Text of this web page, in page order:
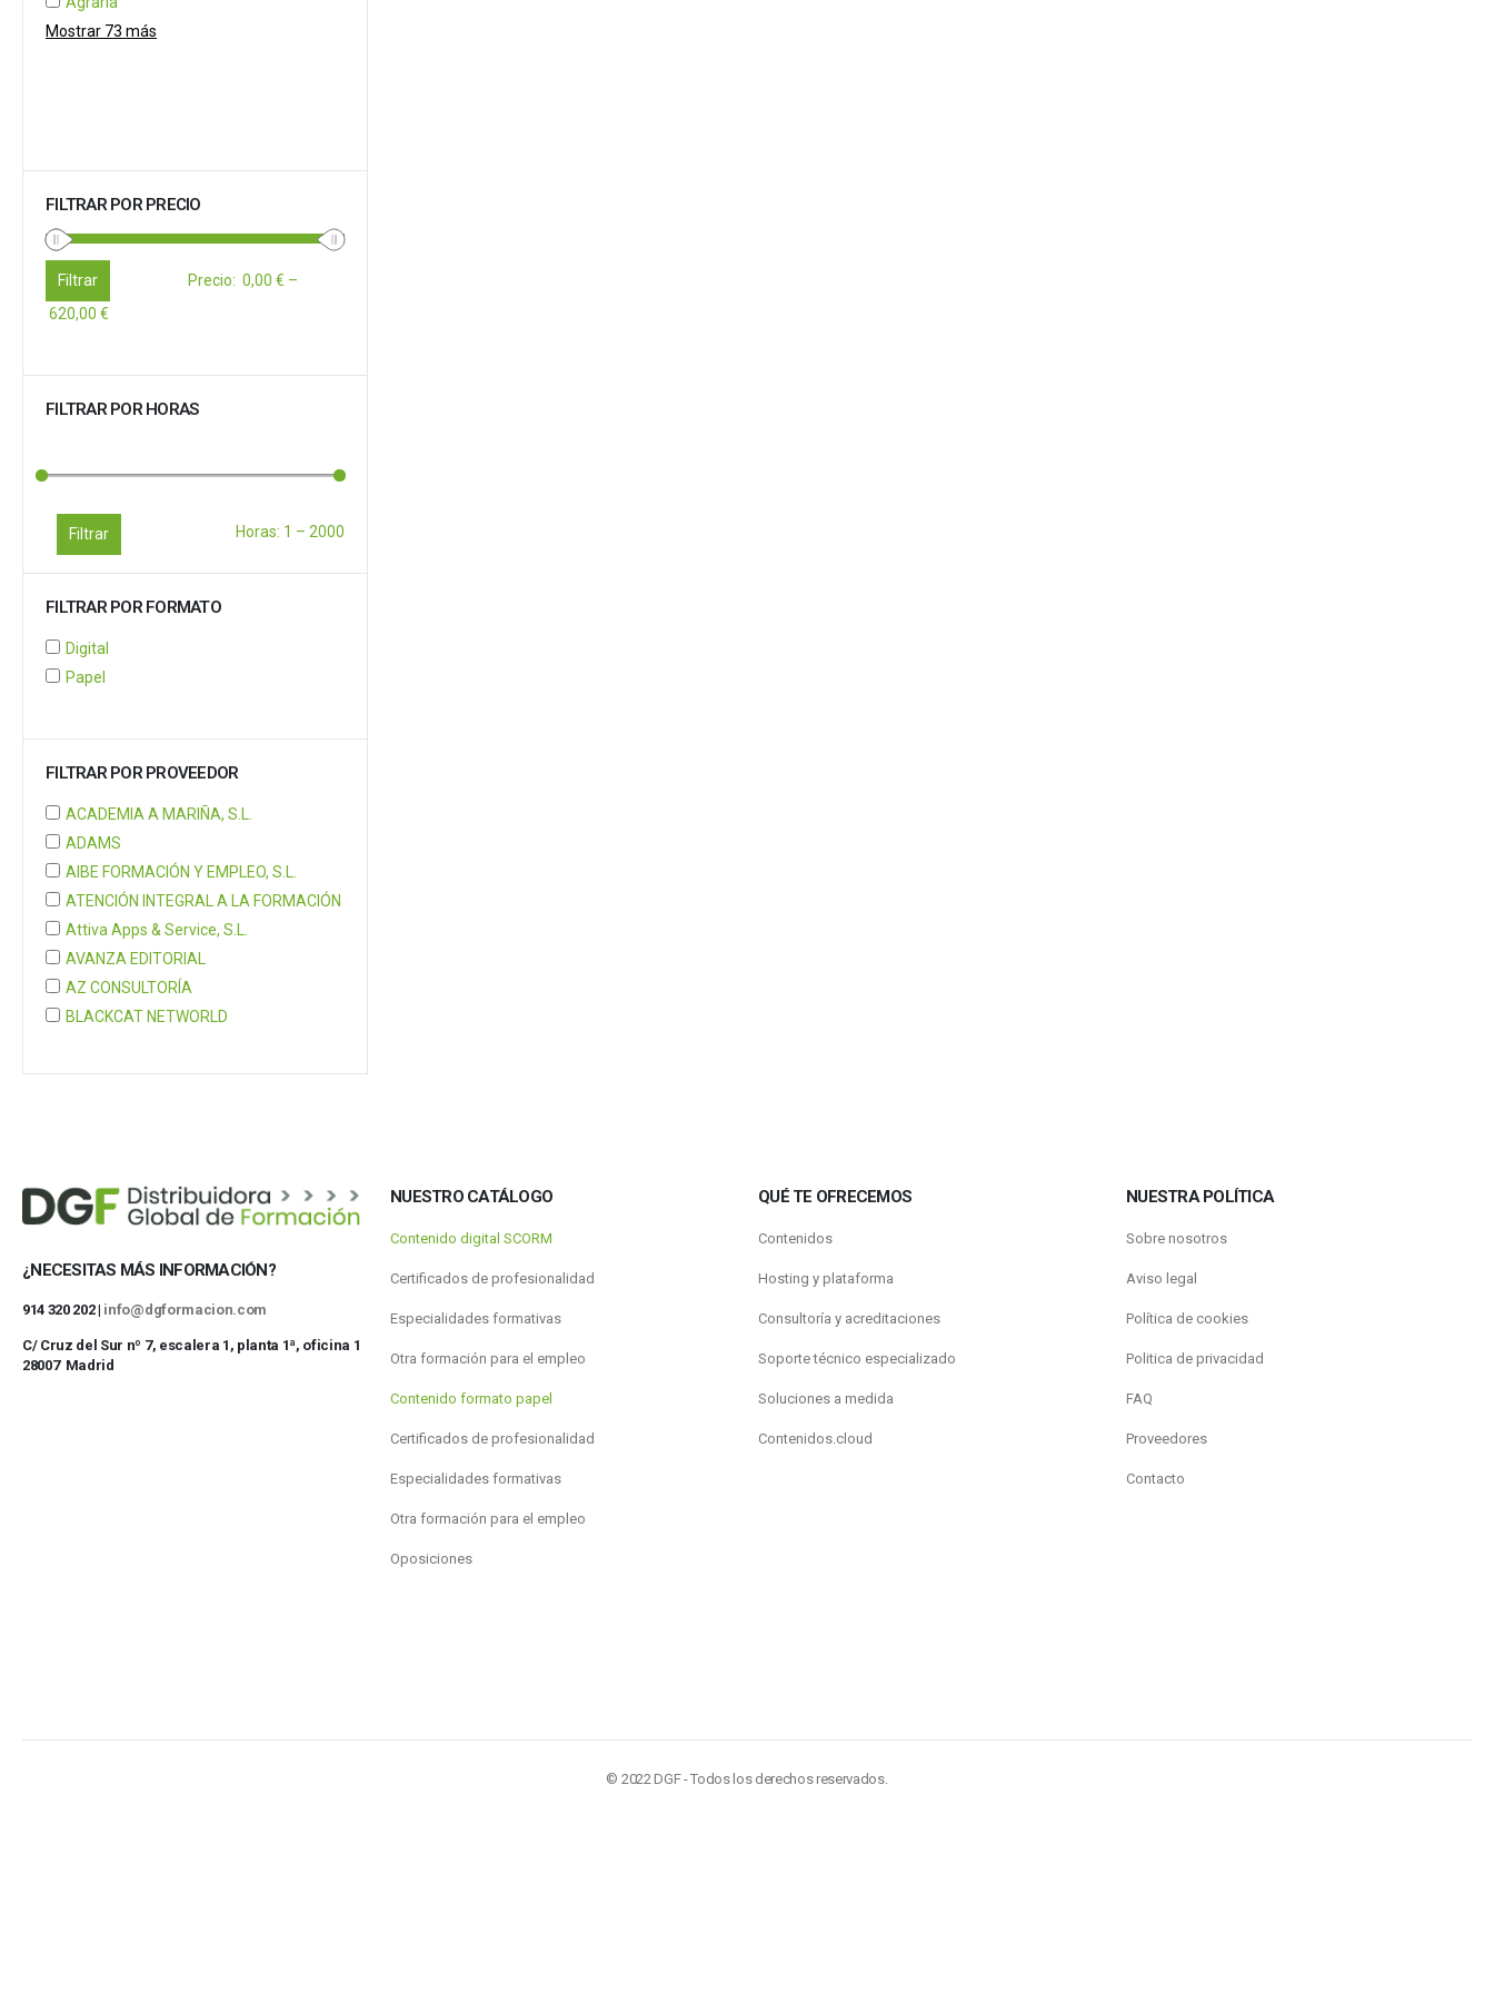
Mostrar 73 más
FILTRAR POR PRECIO
Filtrar Precio: 0,00 € –
620,00 €
FILTRAR POR HORAS
Filtrar Horas: 1 – 2000
FILTRAR POR FORMATO
Digital
Papel
FILTRAR POR PROVEEDOR
ACADEMIA A MARIÑA, S.L.
ADAMS
AIBE FORMACIÓN Y EMPLEO, S.L.
ATENCIÓN INTEGRAL A LA FORMACIÓN
Attiva Apps & Service, S.L.
AVANZA EDITORIAL
AZ CONSULTORÍA
BLACKCAT NETWORLD
COGNITA PLUS, S.L.
¿NECESITAS MÁS INFORMACIÓN?
914 320 202 | info@dgformacion.com
C/ Cruz del Sur nº 7, escalera 1, planta 1ª, oficina 1
28007 Madrid
NUESTRO CATÁLOGO
Contenido digital SCORM
Certificados de profesionalidad
Especialidades formativas
Otra formación para el empleo
Contenido formato papel
Certificados de profesionalidad
Especialidades formativas
Otra formación para el empleo
Oposiciones
QUÉ TE OFRECEMOS
Contenidos
Hosting y plataforma
Consultoría y acreditaciones
Soporte técnico especializado
Soluciones a medida
Contenidos.cloud
NUESTRA POLÍTICA
Sobre nosotros
Aviso legal
Política de cookies
Politica de privacidad
FAQ
Proveedores
Contacto
© 2022 DGF - Todos los derechos reservados.